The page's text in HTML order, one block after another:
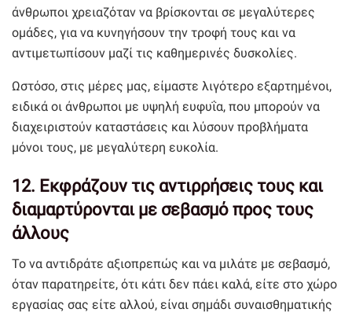
άνθρωποι χρειαζόταν να βρίσκονται σε μεγαλύτερες
ομάδες, για να κυνηγήσουν την τροφή τους και να
αντιμετωπίσουν μαζί τις καθημερινές δυσκολίες.
Ωστόσο, στις μέρες μας, είμαστε λιγότερο εξαρτημένοι,
ειδικά οι άνθρωποι με υψηλή ευφυΐα, που μπορούν να
διαχειριστούν καταστάσεις και λύσουν προβλήματα
μόνοι τους, με μεγαλύτερη ευκολία.
12. Εκφράζουν τις αντιρρήσεις τους και
διαμαρτύρονται με σεβασμό προς τους
άλλους
Το να αντιδράτε αξιοπρεπώς και να μιλάτε με σεβασμό,
όταν παρατηρείτε, ότι κάτι δεν πάει καλά, είτε στο χώρο
εργασίας σας είτε αλλού, είναι σημάδι συναισθηματικής